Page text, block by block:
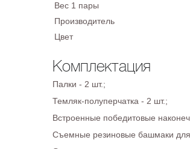
Вес 1 пары
Производитель
Цвет
Комплектация
Палки - 2 шт.;
Темляк-полуперчатка - 2 шт.;
Встроенные победитовые
Съемные резиновые башмаки